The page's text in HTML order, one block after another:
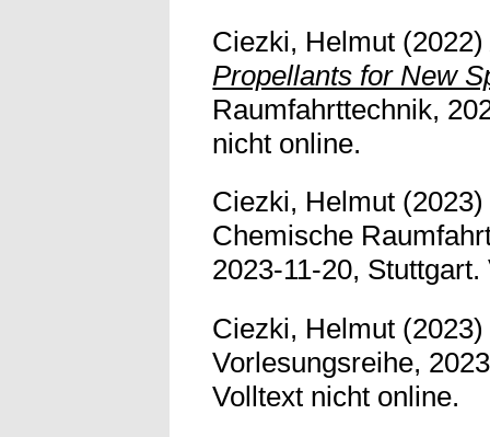
Ciezki, Helmut
Propellants for New
Raumfahrttechnik,
nicht online.
Ciezki, Helmut
Chemische
2023-11-20,
Ciezki, Helmut
Vorlesungsreihe,
Volltext nicht online.